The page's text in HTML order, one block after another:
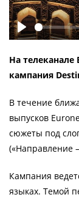
На телеканале
кампания
В течение
выпусков
сюжеты под
(«Направление
Кампания
языках. Темой